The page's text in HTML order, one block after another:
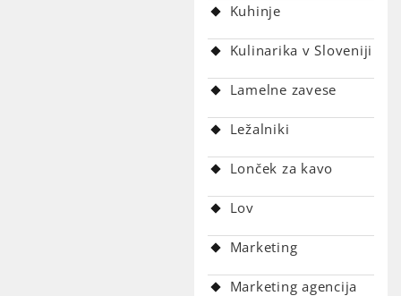
Kuhinje
Kulinarika v Sloveniji
Lamelne zavese
Ležalniki
Lonček za kavo
Lov
Marketing
Marketing agencija